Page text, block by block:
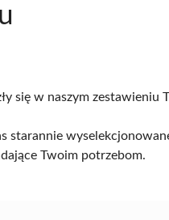
się w naszym zestawieniu
starannie
Twoim potrzebom.